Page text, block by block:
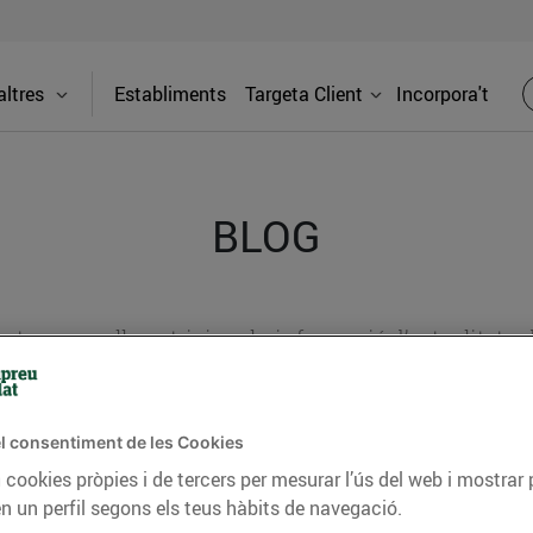
Establiments Targeta Client Incorpora't
BLOG
consells nutricionals, informació d’actualitat
CONSELLS I HÀBITS SALUDABLES ENERGIA
consentiment de les Cookies
pròpies i de tercers per mesurar l’ús del web i
un perfil segons els teus hàbits de navegació.